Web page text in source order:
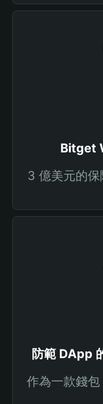
Bitget
3 億美元的
防範 DApp
作為一款錢